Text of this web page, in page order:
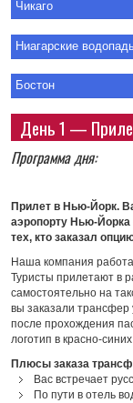
Чикаго
Ниагарские
Бостон
День 1 —
Программа дня:
Прилет в Нью-Йорк.
аэропорту Нью-
тех, кто заказал
Наша компания
Туристы прилетают в
самостоятельно на
вы заказали трансфер
после прохождения
логотип в красно-синих
Плюсы заказа
Вас встречает
По пути в отель